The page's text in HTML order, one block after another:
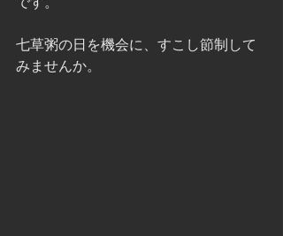
七草粥の日を機会に、すこし節制して
みませんか。